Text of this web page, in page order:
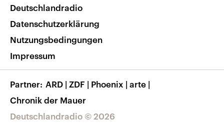
Nachrichten App
Frequenzen
Veranstaltungen
Musikliste
RSS
Barrierefreiheit
Deutschlandradio © 2026
Deutschlandradio
Datenschutzerklärung
Nutzungsbedingungen
Impressum
Partner ARD | ZDF | Phoenix | arte |
Chronik der Mauer